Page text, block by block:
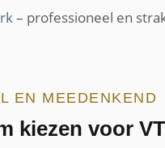
– professioneel en
EN MEEDENKEND
kiezen voor VT